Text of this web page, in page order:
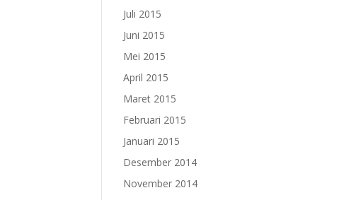
Juli 2015
Juni 2015
Mei 2015
April 2015
Maret 2015
Februari 2015
Januari 2015
Desember 2014
November 2014